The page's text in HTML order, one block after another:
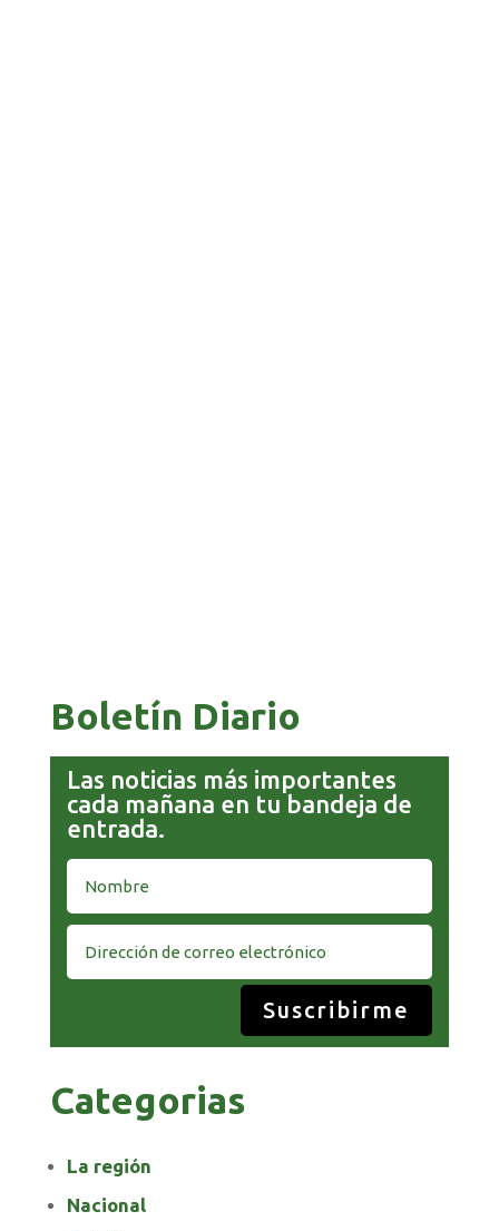
Boletín Diario
Las noticias más importantes
cada mañana en tu bandeja de
entrada.
Suscribirme
Categorias
La región
Nacional